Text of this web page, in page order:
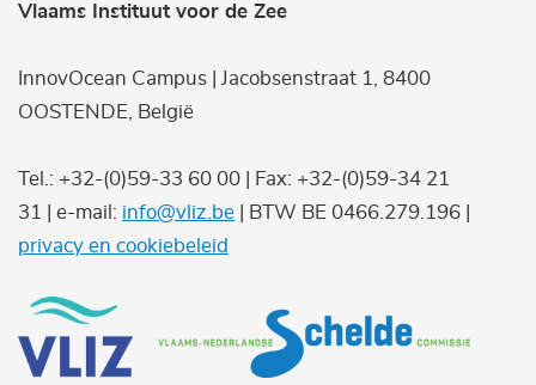
Vlaams Instituut voor de Zee
InnovOcean Campus | Jacobsenstraat 1, 8400
OOSTENDE, België
Tel.: +32-(0)59-33 60 00 | Fax: +32-(0)59-34 21
31 | e-mail: info@vliz.be | BTW BE 0466.279.196 |
privacy en cookiebeleid